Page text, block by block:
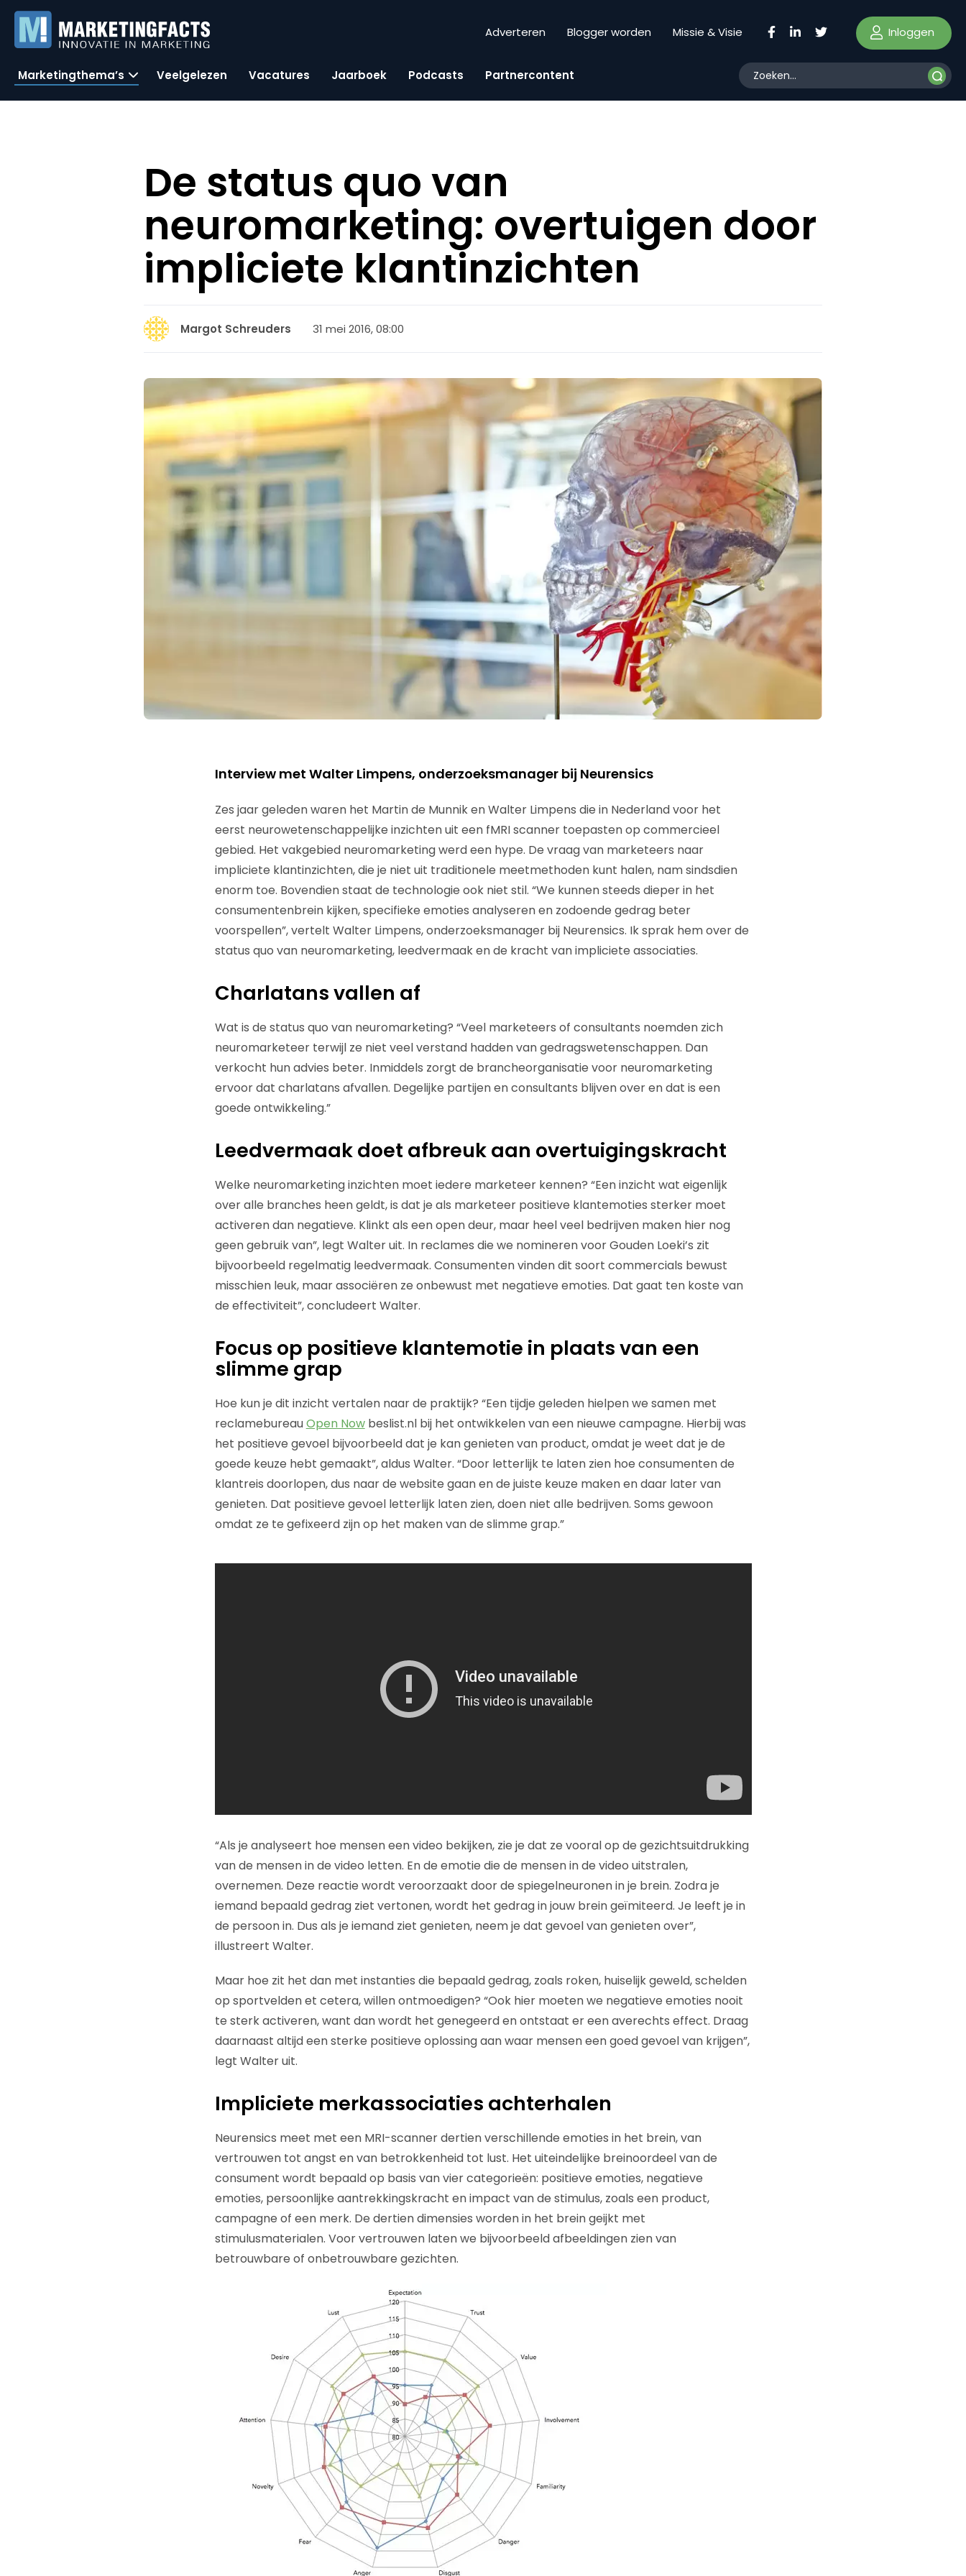
Adverteren Blogger worden Missie & Visie Inloggen
Marketingthema’s Veelgelezen Vacatures Jaarboek Podcasts Partnercontent
De status quo van
neuromarketing: overtuigen door
impliciete klantinzichten
Margot Schreuders 31 mei 2016, 08:00
Interview met Walter Limpens, onderzoeksmanager bij Neurensics
Zes jaar geleden waren het Martin de Munnik en Walter Limpens die in Nederland voor het
eerst neurowetenschappelijke inzichten uit een fMRI scanner toepasten op commercieel
gebied. Het vakgebied neuromarketing werd een hype. De vraag van marketeers naar
impliciete klantinzichten, die je niet uit traditionele meetmethoden kunt halen, nam sindsdien
enorm toe. Bovendien staat de technologie ook niet stil. “We kunnen steeds dieper in het
consumentenbrein kijken, specifieke emoties analyseren en zodoende gedrag beter
voorspellen”, vertelt Walter Limpens, onderzoeksmanager bij Neurensics. Ik sprak hem over de
status quo van neuromarketing, leedvermaak en de kracht van impliciete associaties.
Charlatans vallen af
Wat is de status quo van neuromarketing? “Veel marketeers of consultants noemden zich
neuromarketeer terwijl ze niet veel verstand hadden van gedragswetenschappen. Dan
verkocht hun advies beter. Inmiddels zorgt de brancheorganisatie voor neuromarketing
ervoor dat charlatans afvallen. Degelijke partijen en consultants blijven over en dat is een
goede ontwikkeling.”
Leedvermaak doet afbreuk aan overtuigingskracht
Welke neuromarketing inzichten moet iedere marketeer kennen? “Een inzicht wat eigenlijk
over alle branches heen geldt, is dat je als marketeer positieve klantemoties sterker moet
activeren dan negatieve. Klinkt als een open deur, maar heel veel bedrijven maken hier nog
geen gebruik van”, legt Walter uit. In reclames die we nomineren voor Gouden Loeki’s zit
bijvoorbeeld regelmatig leedvermaak. Consumenten vinden dit soort commercials bewust
misschien leuk, maar associëren ze onbewust met negatieve emoties. Dat gaat ten koste van
de effectiviteit”, concludeert Walter.
Focus op positieve klantemotie in plaats van een
slimme grap
Hoe kun je dit inzicht vertalen naar de praktijk? “Een tijdje geleden hielpen we samen met
reclamebureauOpen Nowbeslist.nl bij het ontwikkelen van een nieuwe campagne. Hierbij was
het positieve gevoel bijvoorbeeld dat je kan genieten van product, omdat je weet dat je de
goede keuze hebt gemaakt”, aldus Walter. “Door letterlijk te laten zien hoe consumenten de
klantreis doorlopen, dus naar de website gaan en de juiste keuze maken en daar later van
genieten. Dat positieve gevoel letterlijk laten zien, doen niet alle bedrijven. Soms gewoon
omdat ze te gefixeerd zijn op het maken van de slimme grap.”
“Als je analyseert hoe mensen een video bekijken, zie je dat ze vooral op de gezichtsuitdrukking
van de mensen in de video letten. En de emotie die de mensen in de video uitstralen,
overnemen. Deze reactie wordt veroorzaakt door de spiegelneuronen in je brein. Zodra je
iemand bepaald gedrag ziet vertonen, wordt het gedrag in jouw brein geïmiteerd. Je leeft je in
de persoon in. Dus als je iemand ziet genieten, neem je dat gevoel van genieten over”,
illustreert Walter.
Maar hoe zit het dan met instanties die bepaald gedrag, zoals roken, huiselijk geweld, schelden
op sportvelden et cetera, willen ontmoedigen? “Ook hier moeten we negatieve emoties nooit
te sterk activeren, want dan wordt het genegeerd en ontstaat er een averechts effect. Draag
daarnaast altijd een sterke positieve oplossing aan waar mensen een goed gevoel van krijgen”,
legt Walter uit.
Impliciete merkassociaties achterhalen
Neurensics meet met een MRI-scanner dertien verschillende emoties in het brein, van
vertrouwen tot angst en van betrokkenheid tot lust. Het uiteindelijke breinoordeel van de
consument wordt bepaald op basis van vier categorieën: positieve emoties, negatieve
emoties, persoonlijke aantrekkingskracht en impact van de stimulus, zoals een product,
campagne of een merk. De dertien dimensies worden in het brein geijkt met
stimulusmaterialen. Voor vertrouwen laten we bijvoorbeeld afbeeldingen zien van
betrouwbare of onbetrouwbare gezichten.